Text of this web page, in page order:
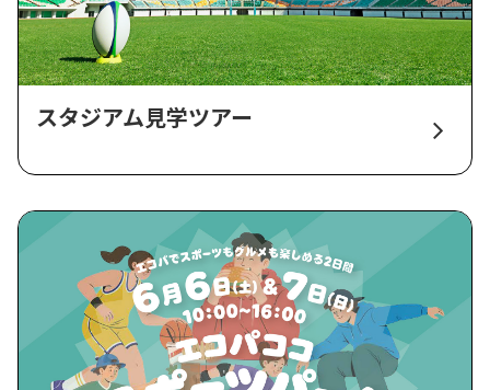
スタジアム見学ツアー